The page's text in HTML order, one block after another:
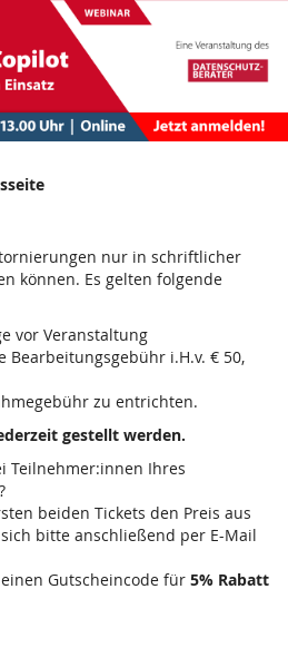
nur in schriftlicher
können. Es gelten folgende
vor Veranstaltung
Bearbeitungsgebühr i.H.v. € 50,
zu entrichten.
gestellt werden.
Teilnehmer:innen Ihres
beiden Tickets den Preis aus
bitte anschließend per E-Mail
Gutscheincode für 5% Rabatt